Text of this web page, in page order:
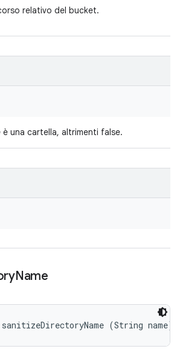
relativo del bucket.
è una cartella, altrimenti false.
Name
(String name)